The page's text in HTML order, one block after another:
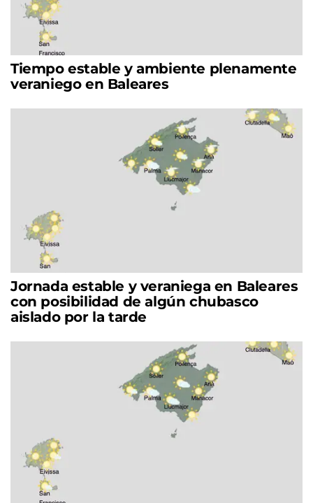
Tiempo estable y ambiente plenamente
veraniego en Baleares
Jornada estable y veraniega en Baleares
con posibilidad de algún chubasco
aislado por la tarde